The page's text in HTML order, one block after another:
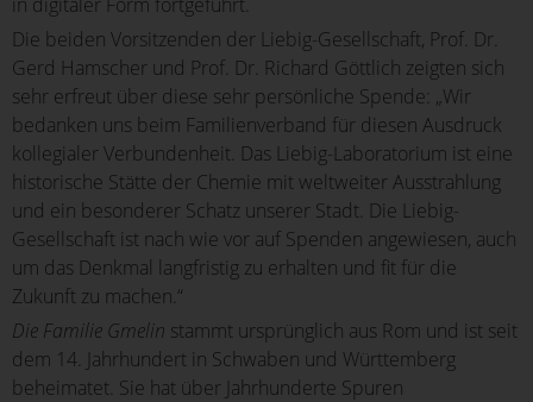
Die beiden Vorsitzenden der Liebig-Gesellschaft, Prof. Dr.
Gerd Hamscher und Prof. Dr. Richard Göttlich zeigten sich
sehr erfreut über diese sehr persönliche Spende: „Wir
bedanken uns beim Familienverband für diesen Ausdruck
kollegialer Verbundenheit. Das Liebig-Laboratorium ist eine
historische Stätte der Chemie mit weltweiter Ausstrahlung
und ein besonderer Schatz unserer Stadt. Die Liebig-
Gesellschaft ist nach wie vor auf Spenden angewiesen, auch
um das Denkmal langfristig zu erhalten und fit für die
Zukunft zu machen.“
Die Familie Gmelin stammt ursprünglich aus Rom und ist seit
dem 14. Jahrhundert in Schwaben und Württemberg
beheimatet. Sie hat über Jahrhunderte Spuren